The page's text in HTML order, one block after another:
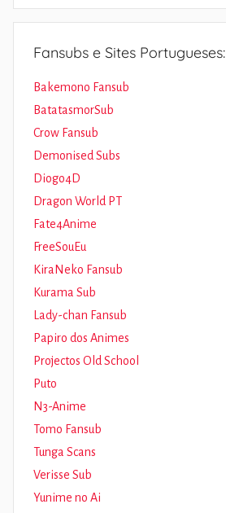
Fansubs e Sites Portugueses:
Bakemono Fansub
BatatasmorSub
Crow Fansub
Demonised Subs
Diogo4D
Dragon World PT
Fate4Anime
FreeSouEu
KiraNeko Fansub
Kurama Sub
Lady-chan Fansub
Papiro dos Animes
Projectos Old School
Puto
N3-Anime
Tomo Fansub
Tunga Scans
Verisse Sub
Yunime no Ai